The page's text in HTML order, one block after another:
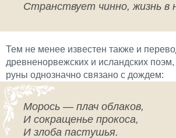
Странствует чинно, жизнь в
Тем не менее известен также и
древненорвежских и исландских поэм,
руны однозначно связано с дождем:
Морось — плач облаков,
И сокращенье прокоса,
И злоба пастушья.